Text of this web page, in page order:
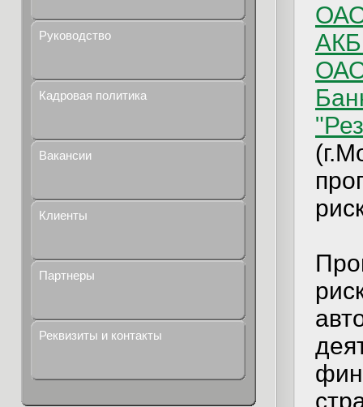
Руководство
Кадровая политика
Вакансии
Клиенты
Партнеры
Реквизиты и контакты
АКБ